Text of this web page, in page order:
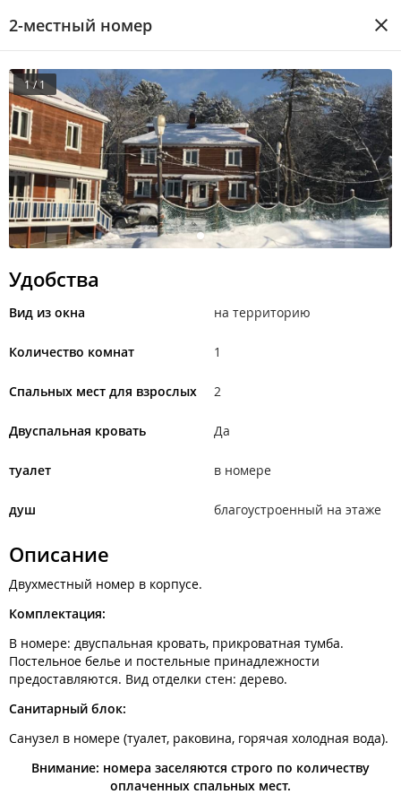
2-местный номер
1 / 1
Удобства
Вид из окна на территорию
Количество комнат 1
Спальных мест для взрослых 2
Двуспальная кровать Да
туалет в номере
душ благоустроенный на этаже
Описание
Двухместный номер в корпусе.
Комплектация:
В номере: двуспальная кровать, прикроватная тумба.
Постельное белье и постельные принадлежности
предоставляются. Вид отделки стен: дерево.
Санитарный блок:
Санузел в номере (туалет, раковина, горячая холодная вода).
Внимание: номера заселяются строго по количеству
оплаченных спальных мест.